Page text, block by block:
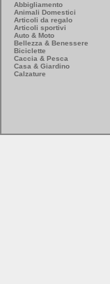
Abbigliamento
Animali Domestici
Articoli da regalo
Articoli sportivi
Auto & Moto
Bellezza & Benessere
Biciclette
Caccia & Pesca
Casa & Giardino
Calzature